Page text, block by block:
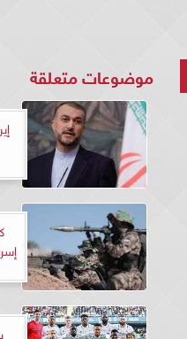
موضوعات متعلقة